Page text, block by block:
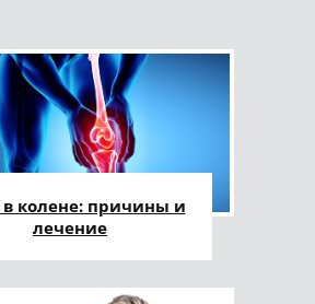
колене: причины и
лечение